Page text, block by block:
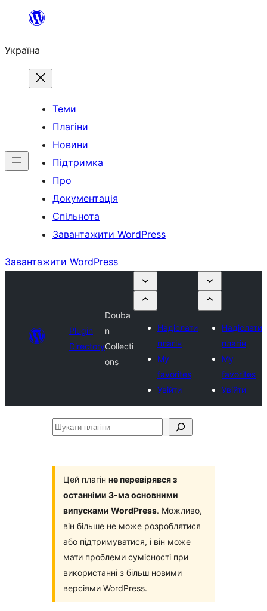
Перейти
вмісту
Україна
Теми
Плагіни
Новини
Підтримка
Про
Документація
Спільнота
Завантажити WordPress
Завантажити WordPress
Plugin
Directory
Douba
n
Collecti
ons
Надіслати
плагін
My
favorites
Увійти
Надіслати
плагін
My
favorites
Увійти
Шукати
Цей плагін не перевірявся з
останніми 3-ма основними
випусками WordPress. Можливо,
він більше не може розроблятися
або підтримуватися, і він може
мати проблеми сумісності при
використанні з більш новими
версіями WordPress.